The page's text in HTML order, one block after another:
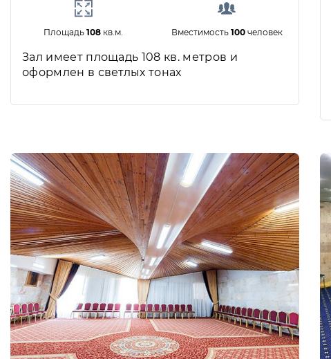
Площадь108 кв.м. Вместимость 100человек
Зал имеет площадь 108 кв. метров и
оформлен в светлых тонах